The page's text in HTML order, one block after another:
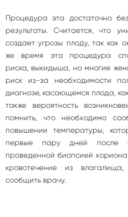
Процедура эта достаточно
результаты. Считается, что
создает угрозы плоду, так как
же время эта процедура
риска, выкидыша, но многие
риск из-за необходимости
диагнозе, касающемся плода,
также вероятность
помнить, что необходимо
повышении температуры,
первые пару дней после
проведенной биопсией хориона
кровотечение из
сообщить врачу.